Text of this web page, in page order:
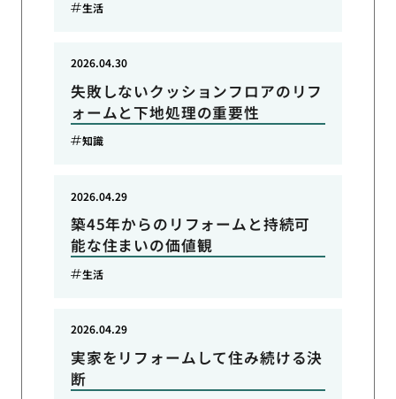
生活
失敗しないクッションフロアのリフ
ォームと下地処理の重要性
2026.04.30
知識
築45年からのリフォームと持続可
能な住まいの価値観
2026.04.29
生活
実家をリフォームして住み続ける決
断
2026.04.29